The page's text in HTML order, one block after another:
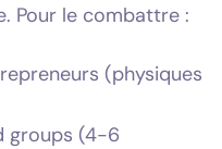
Pour le combattre :
(physiques
groups (4-6